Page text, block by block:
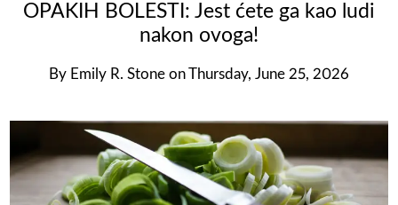
OPAKIH BOLESTI: Jest ćete ga kao ludi
nakon ovoga!
By Emily R. Stone on Thursday, June 25, 2026